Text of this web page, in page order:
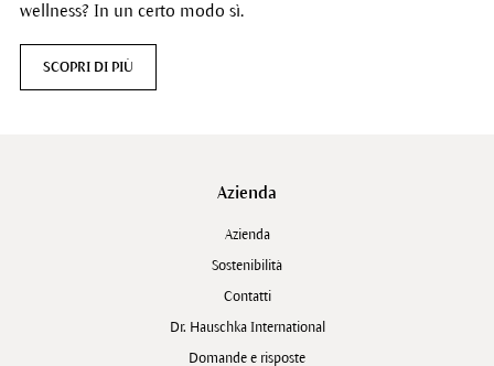
wellness? In un certo modo sì.
SCOPRI DI PIÙ
Azienda
Azienda
Sostenibilità
Contatti
Dr. Hauschka International
Domande e risposte